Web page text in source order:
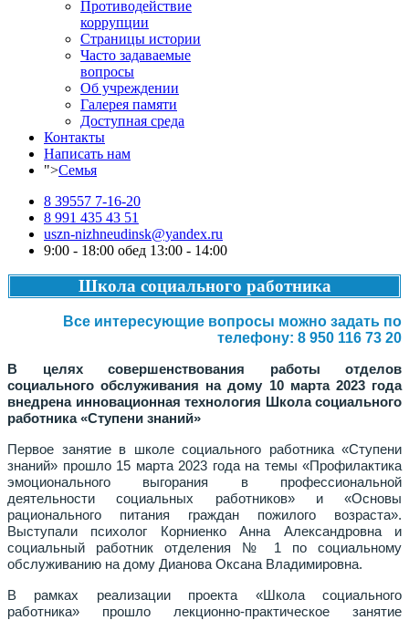
Противодействие
коррупции
Страницы истории
Часто задаваемые
вопросы
Об учреждении
Галерея памяти
Доступная среда
Контакты
Написать нам
">Семья
8 39557 7-16-20
8 991 435 43 51
uszn-nizhneudinsk@yandex.ru
9:00 - 18:00 обед 13:00 - 14:00
Школа социального работника
Все интересующие вопросы можно задать по
телефону: 8 950 116 73 20
В целях совершенствования работы отделов
социального обслуживания на дому 10 марта 2023 года
внедрена инновационная технология Школа социального
работника «Ступени знаний»
Первое занятие в школе социального работника «Ступени
знаний» прошло 15 марта 2023 года на темы «Профилактика
эмоционального выгорания в профессиональной
деятельности социальных работников» и «Основы
рационального питания граждан пожилого возраста».
Выступали психолог Корниенко Анна Александровна и
социальный работник отделения № 1 по социальному
обслуживанию на дому Дианова Оксана Владимировна.
В рамках реализации проекта «Школа социального
работника» прошло лекционно-практическое занятие